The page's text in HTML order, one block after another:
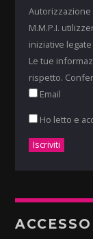
M.M.P.I.
iniziative
Le tue
rispetto.
Email
Ho letto e